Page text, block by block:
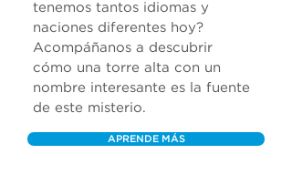
tenemos tantos idiomas y
naciones diferentes hoy?
Acompáñanos a descubrir
cómo una torre alta con un
nombre interesante es la fuente
de este misterio.
APRENDE MÁS